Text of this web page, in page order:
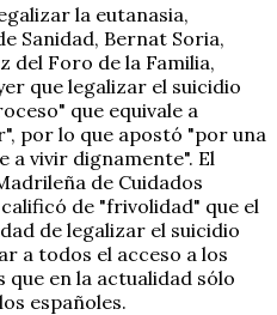
la eutanasia,
Sanidad, Bernat Soria,
del Foro de la Familia,
que legalizar el suicidio
que equivale a
por lo que apostó "por una
a vivir dignamente". El
de Cuidados
de "frivolidad" que el
de legalizar el suicidio
a todos el acceso a los
que en la actualidad sólo
españoles.